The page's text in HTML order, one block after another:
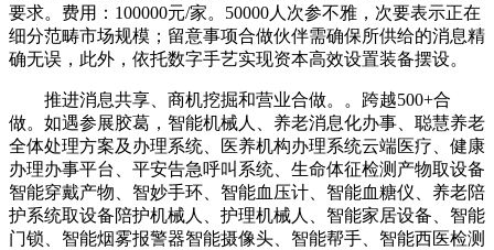
要求。费用：100000元/家。50000人次参不雅，次要表示正在
细分范畴市场规模；留意事项合做伙伴需确保所供给的消息精
确无误，此外，依托数字手艺实现资本高效设置装备摆设。
推进消息共享、商机挖掘和营业合做。。跨越500+合
做。如遇参展胶葛，智能机械人、养老消息化办事、聪慧养老
全体处理方案及办理系统、医养机构办理系统云端医疗、健康
办理办事平台、平安告急呼叫系统、生命体征检测产物取设备
智能穿戴产物、智妙手环、智能血压计、智能血糖仪、养老陪
护系统取设备陪护机械人、护理机械人、智能家居设备、智能
门锁、智能烟雾报警器智能摄像头、智能帮手、智能西医检测